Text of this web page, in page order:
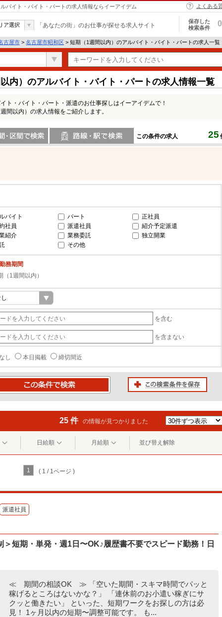
バイト・バイト・パートの求人情報ならイーアイデム よくある
ア選択 「あなたの街」のお仕事が探せる求人サイト
保存した
検索条件
0
古屋市 > 名古屋市昭和区 > 短期（1週間以内）のアルバイト・バイト・パートの求人一覧
内）のアルバイト・バイト・パートの求人情報一覧
ト・バイト・パート・派遣のお仕事探しはイーアイデムで！
間以内）の求人情報をご紹介します。
この条件の求人 25
バイト パート
正社員
社員
派遣社員
紹介予定派遣
紹介
業務委託
独立開業
その他
務期間
（1週間以内）
を含む
を含まない
し 本日掲載 締切間近
25 件 の情報が見つかりました
日給順 月給順 並び替え解除
1 ( 1 / 1ページ )
派遣社員
短期・単発・週1日〜OK♪履歴書不要でスピード勤務！日
≪ 期間の相談OK ≫ 「空いた期間・スキマ時間でパッと
稼げるところはないかな？」 「連休前のお小遣い稼ぎにサ
クッと働きたい」 といった、短期ワークをお探しの方は必
見！ 1ヶ月以内の短期〜調整可能です。 も...